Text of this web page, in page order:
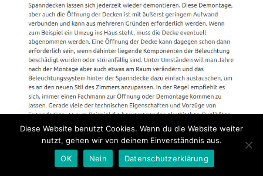
Diese Website benutzt Cookies. Wenn du die Website weiter
nutzt, gehen wir von deinem Einverständnis aus.
OK
Nein Datenschutzerklärung